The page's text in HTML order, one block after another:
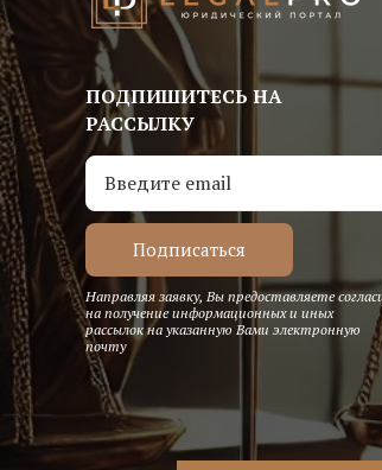
ПОДПИШИТЕСЬ НА
РАССЫЛКУ
Направляя заявку, Вы предоставляете
на получение информационных и иных
рассылок на указанную Вами электронную
почту